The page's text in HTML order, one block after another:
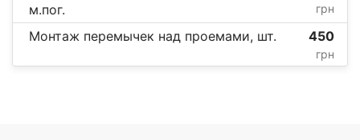
м.пог.
грн
Монтаж перемычек над проемами, шт. 450
грн